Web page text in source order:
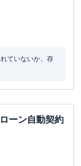
ていないか、存
ーン自動契約